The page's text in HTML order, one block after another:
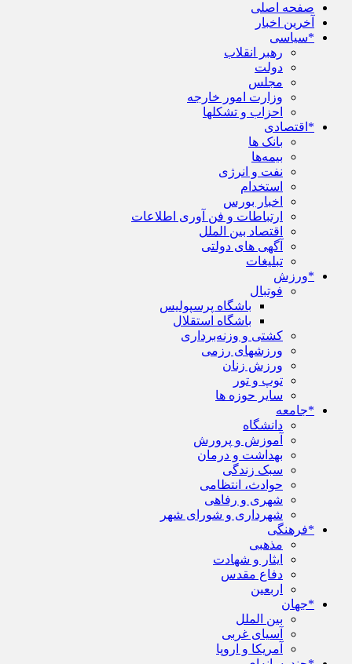
صفحه اصلی
آخرین اخبار
*سیاسی
رهبر انقلاب
دولت
مجلس
وزارت امور خارجه
احزاب و تشکلها
*اقتصادی
بانک ها
بیمه‌ها
نفت و انرژی
استخدام
اخبار بورس
ارتباطات و فن آوری اطلاعات
اقتصاد بین الملل
آگهی های دولتی
تبلیغات
*ورزش
فوتبال
باشگاه پرسپولیس
باشگاه استقلال
کشتی و وزنه‌برداری
ورزشهای رزمی
ورزش زنان
توپ و تور
سایر حوزه ها
*جامعه
دانشگاه
آموزش و پرورش
بهداشت و درمان
سبک زندگی
حوادث، انتظامی
شهری و رفاهی
شهرداری و شورای شهر
*فرهنگی
مذهبی
ایثار و شهادت
دفاع مقدس
اربعین
*جهان
بین الملل
آسیای غربی
آمریکا و اروپا